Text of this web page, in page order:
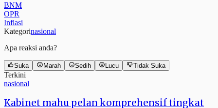
BNM
OPR
Inflasi
Kategorinasional
Apa reaksi anda?
Suka Marah Sedih Lucu Tidak Suka
Terkini
nasional
Kabinet mahu pelan komprehensif tingkat